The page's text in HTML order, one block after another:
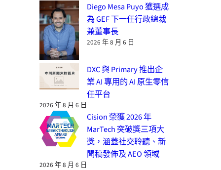
Diego Mesa Puyo 獲選成
為 GEF 下一任行政總裁
兼董事長
2026 年 8 月 6 日
DXC 與 Primary 推出企
業 AI 專用的 AI 原生零信
任平台
2026 年 8 月 6 日
Cision 榮獲 2026 年
MarTech 突破獎三項大
獎，涵蓋社交聆聽、新
聞稿發佈及 AEO 領域
2026 年 8 月 6 日